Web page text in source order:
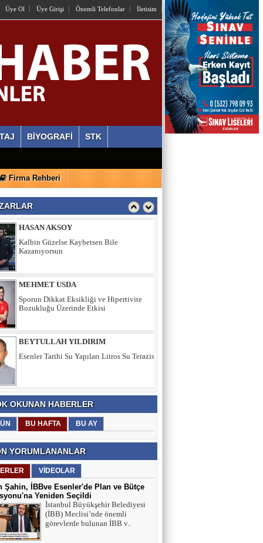
Üye Ol Üye Girişi Önemli Telefonlar İletisim
BİYOGRAFİ STK
Firma Rehberi
İstiyorlar Ki Unutalım!
AYLİN ALVEREN ÖZEN
SEN SACA GEL YETER
Ahlaki Yozlaşma Platformları
HASAN AKSOY
Kalbin Güzelse Kaybetsen Bile
Kazanıyorsun
MEHMET USDA
Sporun Dikkat Eksikliği ve Hipertivite
Bozukluğu Üzerinde Etkisi
BEYTULLAH YILDIRIM
Esenler Tarihi Su Yapıları Litros Su Terazisi
HÜSEYİN YILMAZ
TEŞEKKÜRLER
TARIK SEZAİ KARATEPE
İstanbul Sözleşmesi değil, 'Veda Hutbesi!
AYŞE GÜL ÖZER
Aklın Sustuğu Yerde, “Ş İ D D E T”
Konuşur!
MUSTAFA KARACA
HAYVAN HAKLARI
OKUNAN HABERLER
BU HAFTA BU AY
YORUMLANANLAR
VİDEOLAR
Şahin, İBBve Esenler'de Plan ve Bütçe
Yeniden Seçildi
İstanbul Büyükşehir Belediyesi
(İBB) Meclisi’nde önemli
görevlerde bulunan İBB v..